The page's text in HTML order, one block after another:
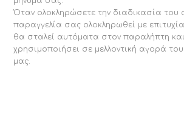
Όταν ολοκληρώσετε την διαδικασία του
παραγγελία σας ολοκληρωθεί με
θα σταλεί αυτόματα στον παραλήπτη
χρησιμοποιήσει σε μελλοντική αγορά
μας.